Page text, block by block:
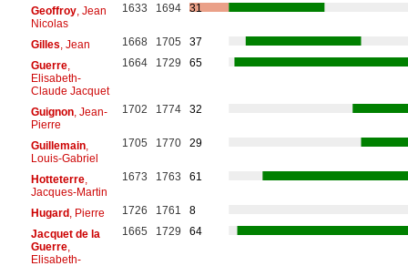
Geoffroy, Jean
Nicolas
1633 1694 31
Gilles , Jean 1668 1705
37
Guerre,
Elisabeth-
Claude Jacquet
1664 1729 65
Guignon, Jean-
Pierre
1702 1774 32
Guillemain,
Louis-Gabriel
1705 1770 29
Hotteterre,
Jacques-Martin
1673 1763 61
Hugard, Pierre 1726 1761
8
Jacquet de la
Guerre,
Elisabeth-
1665 1729 64